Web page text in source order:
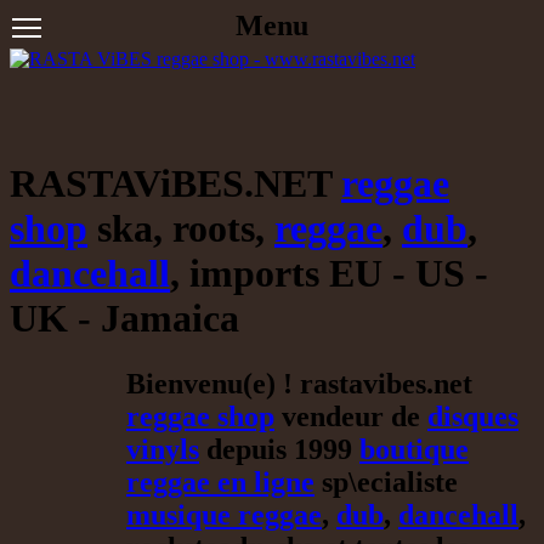
Menu
RASTAViBES.NETreggae
shop ska, roots, reggae, dub,
dancehall, imports EU - US -
UK - Jamaica
Bienvenu(e) ! rastavibes.net
reggae shop vendeur de disques
vinyls depuis 1999 boutique
reggae en ligne sp\ecialiste
musique reggae, dub, dancehall,